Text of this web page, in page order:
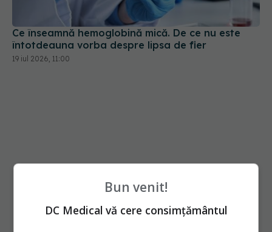
Ce înseamnă hemoglobină mică. De ce nu este
întotdeauna vorba despre lipsa de fier
19 iul 2026, 11:00
Bun venit!
DC Medical vă cere consimțământul